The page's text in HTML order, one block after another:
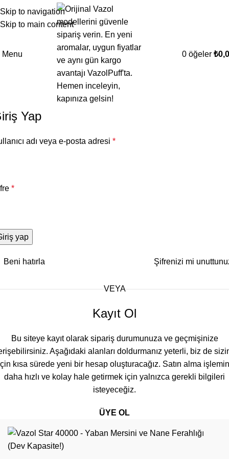
Skip to navigation
Skip to main content
Menu 0 öğeler ₺
Yap
adı veya e-posta adresi *
*
yap
Şifrenizi mi
Beni hatırla
VEYA
Kayıt Ol
Bu siteye kayıt olarak sipariş durumunuza ve geçmişinize
Aşağıdaki alanları doldurmanız yeterli, biz de
kısa sürede yeni bir hesap oluşturacağız. Satın alma
daha hızlı ve kolay hale getirmek için yalnızca gerekli bilgileri
isteyeceğiz.
ÜYE OL
vazolpuff2026Vazol Türkiye